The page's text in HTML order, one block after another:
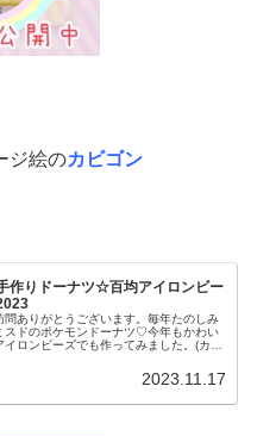
ジ絵のカビゴン
作りドーナツ☆百均アイロンビー
問ありがとうございます。毎年たのしみ
スドのポケモンドーナツ♡今年もかわい
ロンビーズでも作ってみました。(カビ
2023.11.17